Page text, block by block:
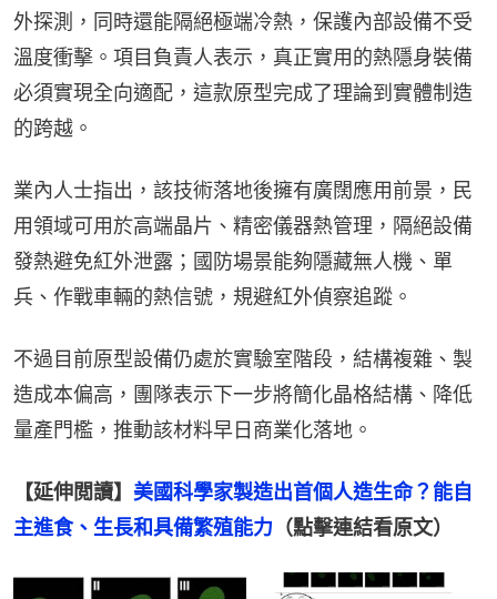
外探測，同時還能隔絕極端冷熱，保護內部設備不受
溫度衝擊。項目負責人表示，真正實用的熱隱身裝備
必須實現全向適配，這款原型完成了理論到實體制造
的跨越。
業內人士指出，該技術落地後擁有廣闊應用前景，民
用領域可用於高端晶片、精密儀器熱管理，隔絕設備
發熱避免紅外泄露；國防場景能夠隱藏無人機、單
兵、作戰車輛的熱信號，規避紅外偵察追蹤。
不過目前原型設備仍處於實驗室階段，結構複雜、製
造成本偏高，團隊表示下一步將簡化晶格結構、降低
量產門檻，推動該材料早日商業化落地。
【延伸閲讀】 美國科學家製造出首個人造生命？能自
主進食、生長和具備繁殖能力 （點擊連結看原文）